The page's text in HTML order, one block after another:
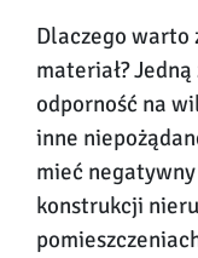
Dlaczego warto
materiał?
odporność na
inne
mieć
konstrukcji